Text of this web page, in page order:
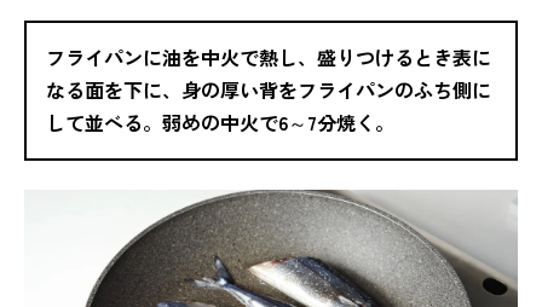
フライパンに油を中火で熱し、盛りつけるとき表に
なる面を下に、身の厚い背をフライパンのふち側に
して並べる。弱めの中火で6～7分焼く。